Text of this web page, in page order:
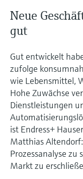
Neue
gut
Gut entwickelt
zufolge
wie Lebensmittel,
Hohe Zuwächse
Dienstleistungen
ist Endress+
Matthias
Prozessanalyse zu
Markt zu